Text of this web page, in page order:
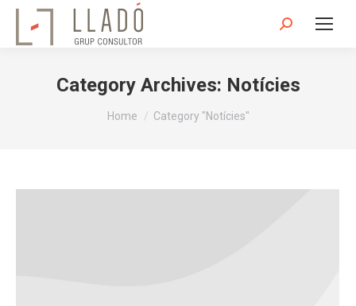
Search:
Category Archives: Notícies
You are here:
Home Category "Notícies"